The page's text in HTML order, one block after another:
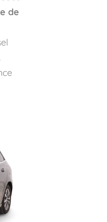
de